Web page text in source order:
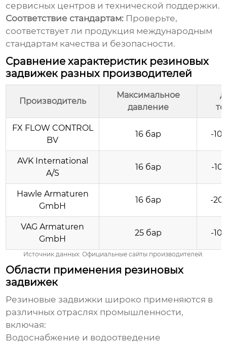
сервисных центров и технической поддержки.
Соответствие стандартам: Проверьте,
соответствует ли продукция международным
стандартам качества и безопасности.
Сравнение характеристик резиновых
задвижек разных производителей
Производитель
Максимальное
давление
FX FLOW CONTROL
BV
16 бар -
AVK International
A/S
16 бар -
Hawle Armaturen
GmbH
16 бар -
VAG Armaturen
GmbH
25 бар -
Источник данных: Официальные сайты производителей.
Области применения резиновых
задвижек
Резиновые задвижки широко применяются в
различных отраслях промышленности,
включая:
Водоснабжение и водоотведение